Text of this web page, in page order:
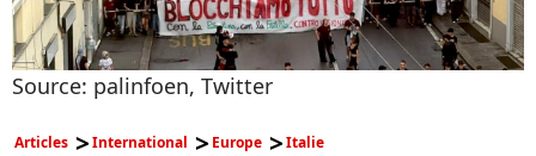
Source: palinfoen, Twitter
Articles International Europe Italie